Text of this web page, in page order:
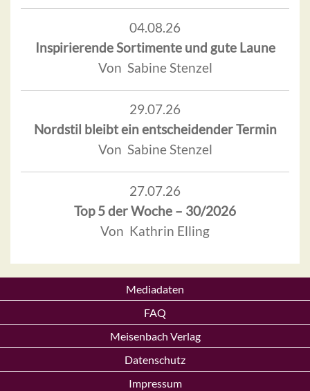
04.08.26
Inspirierende Sortimente und gute Laune
Von Sabine Stenzel
29.07.26
Nordstil bleibt ein entscheidender Termin
Von Sabine Stenzel
27.07.26
Top 5 der Woche – 30/2026
Von Kathrin Elling
Mediadaten
FAQ
Meisenbach Verlag
Datenschutz
Impressum